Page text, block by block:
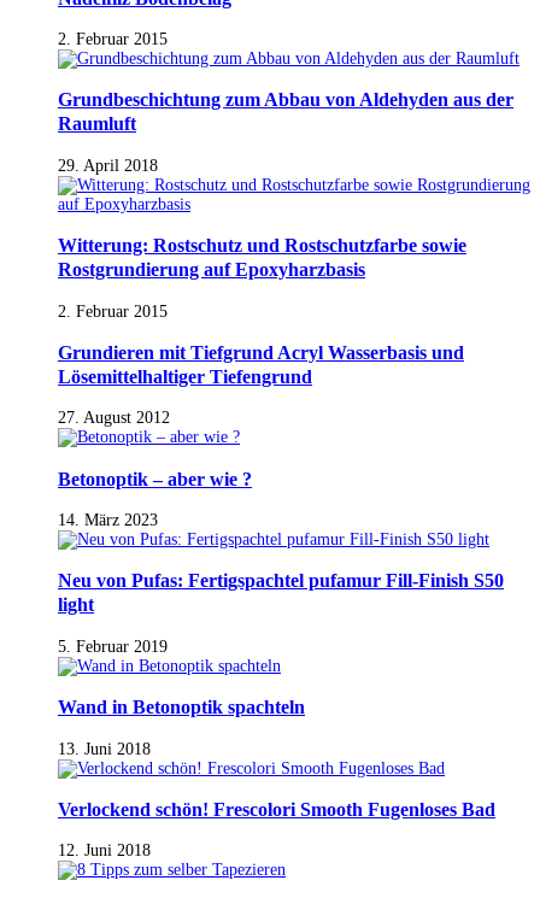
2. Februar 2015
Grundbeschichtung zum Abbau von Aldehyden aus der
Raumluft
29. April 2018
Witterung: Rostschutz und Rostschutzfarbe sowie
Rostgrundierung auf Epoxyharzbasis
2. Februar 2015
Grundieren mit Tiefgrund Acryl Wasserbasis und
Lösemittelhaltiger Tiefengrund
27. August 2012
Betonoptik – aber wie ?
14. März 2023
Neu von Pufas: Fertigspachtel pufamur Fill-Finish S50
light
5. Februar 2019
Wand in Betonoptik spachteln
13. Juni 2018
Verlockend schön! Frescolori Smooth Fugenloses Bad
12. Juni 2018